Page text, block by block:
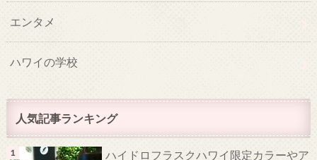
エンタメ
ハワイの学校
人気記事ランキング
ハイドロフラスクハワイ限定カラーやア